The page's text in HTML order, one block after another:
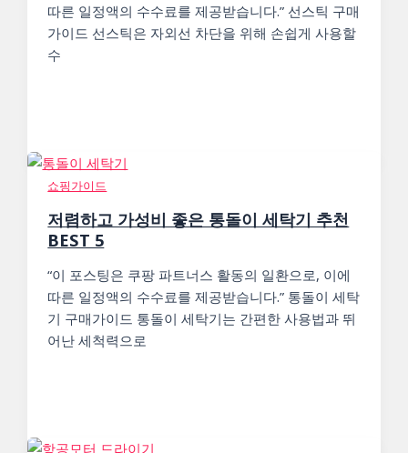
따른 일정액의 수수료를 제공받습니다.” 선스틱 구매
가이드 선스틱은 자외선 차단을 위해 손쉽게 사용할
수
쇼핑가이드
저렴하고 가성비 좋은 통돌이 세탁기 추천
BEST 5
“이 포스팅은 쿠팡 파트너스 활동의 일환으로, 이에
따른 일정액의 수수료를 제공받습니다.” 통돌이 세탁
기 구매가이드 통돌이 세탁기는 간편한 사용법과 뛰
어난 세척력으로